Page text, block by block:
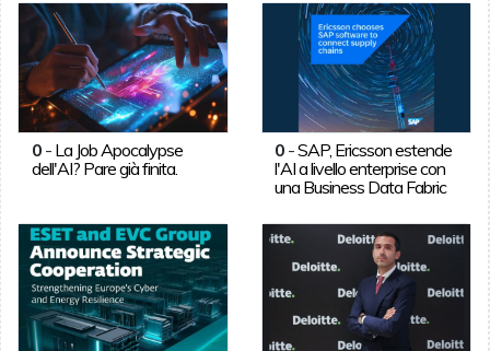
0- La Job Apocalypse
dell'AI? Pare già finita.
0 -SAP, Ericsson estende
l'AI a livello enterprise con
una Business Data Fabric